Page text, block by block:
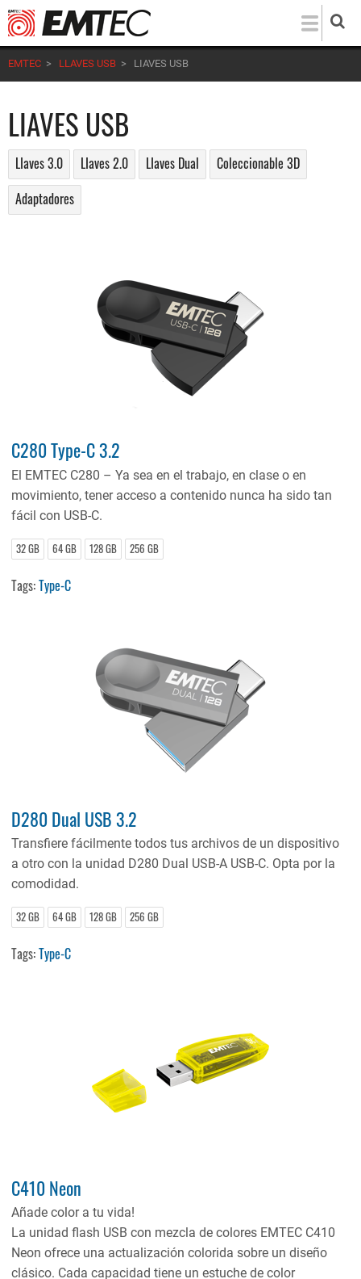
Pasar
al
contenido
principal
EMTEC > LLAVES USB > LIAVES USB
LIAVES USB
LIaves 3.0 LIaves 2.0 LIaves Dual
Coleccionable 3D
Adaptadores
C280 Type-C 3.2
El EMTEC C280 – Ya sea en el trabajo, en clase o en
movimiento, tener acceso a contenido nunca ha sido tan
fácil con USB-C.
32 GB 64 GB 128 GB 256 GB
Tags:Type-C
D280 Dual USB 3.2
Transfiere fácilmente todos tus archivos de un dispositivo
a otro con la unidad D280 Dual USB-A USB-C. Opta por la
comodidad.
32 GB 64 GB 128 GB 256 GB
Tags:Type-C
C410 Neon
Añade color a tu vida!
La unidad flash USB con mezcla de colores EMTEC C410
Neon ofrece una actualización colorida sobre un diseño
clásico. Cada capacidad tiene un estuche de color